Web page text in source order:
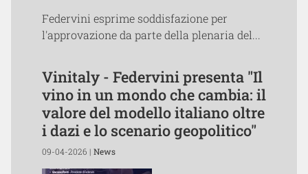
Federvini esprime soddisfazione per
l'approvazione da parte della plenaria del...
Vinitaly - Federvini presenta "Il
vino in un mondo che cambia: il
valore del modello italiano oltre
i dazi e lo scenario geopolitico"
09-04-2026 | News